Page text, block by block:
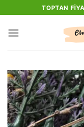
atla
TOPTAN